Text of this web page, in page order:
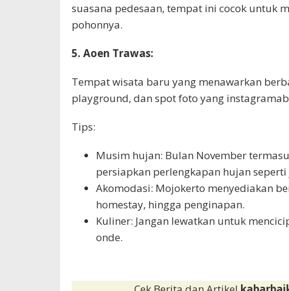
suasana pedesaan, tempat ini cocok untuk
pohonnya.
5. Aoen Trawas:
Tempat wisata baru yang menawarkan
playground, dan spot foto yang
Tips:
Musim hujan: Bulan November
persiapkan perlengkapan hujan
Akomodasi: Mojokerto menyediakan
homestay, hingga penginapan.
Kuliner: Jangan lewatkan untuk
onde.